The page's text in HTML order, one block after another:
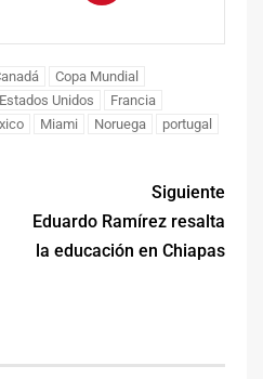
Copa Mundial
Estados Unidos
Francia
Miami Noruega
portugal
Siguiente
Eduardo Ramírez resalta
la educación en Chiapas